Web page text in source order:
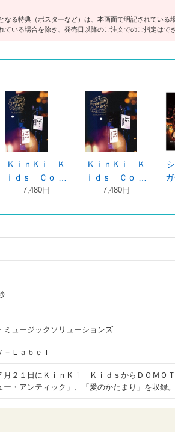
なる特典（ポスターなど）は、本画面で明記されている
ている場合を除き、発売日以降のご注文でのご指定はで
ＫｉｎＫｉ Ｋ
ｉｄｓ Ｃｏ …
7,480円
ＫｉｎＫｉ Ｋ
ｉｄｓ Ｃｏ …
7,480円
ミュージックソリューションズ
－Ｌａｂｅｌ
月２１日にＫｉｎＫｉ ＫｉｄｓからＤＯＭＯ
ー・アンティック」、「愛のかたまり」を収録。